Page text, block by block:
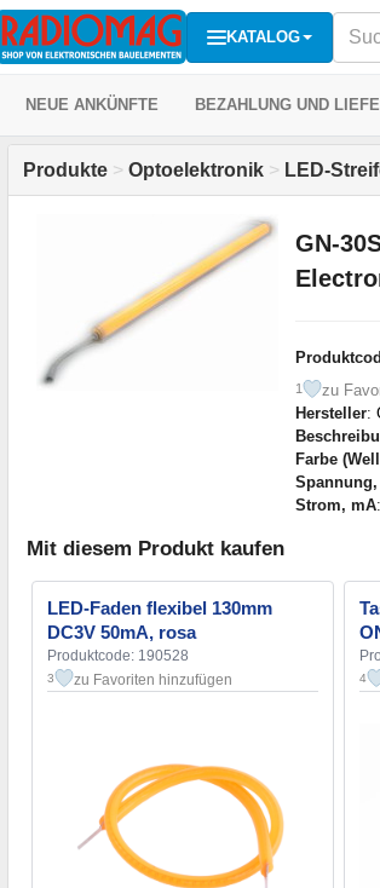
KATALOG
NEUE ANKÜNFTE BEZAHLUNG UND
Produkte > Optoelektronik > LED-
GN-
1
zu
Hersteller:
Farbe
Spannung,
Strom, mA
Mit diesem Produkt kaufen
LED-Faden flexibel 130mm
DC3V 50mA, rosa
Produktcode: 190528
3 zu Favoriten hinzufügen 4